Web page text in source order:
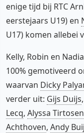
enige tijd bij RTC
eerstejaars U19) en
U17) komen allebei
Kelly, Robin en
100% gemotiveerd
waarvan Dicky
verder uit: Gijs Duijs,
Lecq, Alyssa
Achthoven, Andy